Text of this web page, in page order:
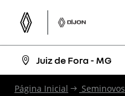
Juiz de Fora - MG
Página Inicial Seminovos